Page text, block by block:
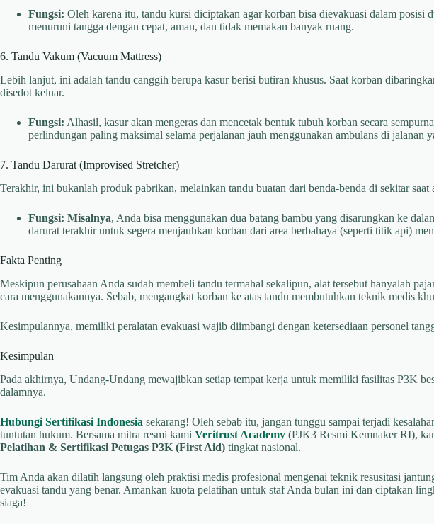
Fungsi: Oleh karena itu, tandu kursi diciptakan agar korban bisa dievakuasi dalam posisi
menuruni tangga dengan cepat, aman, dan tidak memakan banyak ruang.
6. Tandu Vakum (Vacuum Mattress)
Lebih lanjut, ini adalah tandu canggih berupa kasur berisi butiran khusus. Saat korban
disedot keluar.
Fungsi: Alhasil, kasur akan mengeras dan mencetak bentuk tubuh korban secara
perlindungan paling maksimal selama perjalanan jauh menggunakan ambulans di jalanan
7. Tandu Darurat (Improvised Stretcher)
Terakhir, ini bukanlah produk pabrikan, melainkan tandu buatan dari benda-benda di sekitar saat
Fungsi: Misalnya, Anda bisa menggunakan dua batang bambu yang disarungkan ke
darurat terakhir untuk segera menjauhkan korban dari area berbahaya (seperti titik api)
Fakta Penting
Meskipun perusahaan Anda sudah membeli tandu termahal sekalipun, alat tersebut hanyalah
cara menggunakannya. Sebab, mengangkat korban ke atas tandu membutuhkan teknik medis
Kesimpulannya, memiliki peralatan evakuasi wajib diimbangi dengan ketersediaan personel
Kesimpulan
Pada akhirnya, Undang-Undang mewajibkan setiap tempat kerja untuk memiliki fasilitas P3K
dalamnya.
Hubungi Sertifikasi Indonesia sekarang! Oleh sebab itu, jangan tunggu sampai terjadi
tuntutan hukum. Bersama mitra resmi kami Veritrust Academy (PJK3 Resmi Kemnaker RI),
Pelatihan & Sertifikasi Petugas P3K (First Aid) tingkat nasional.
Tim Anda akan dilatih langsung oleh praktisi medis profesional mengenai teknik resusitasi
evakuasi tandu yang benar. Amankan kuota pelatihan untuk staf Anda bulan ini dan ciptakan
siaga!